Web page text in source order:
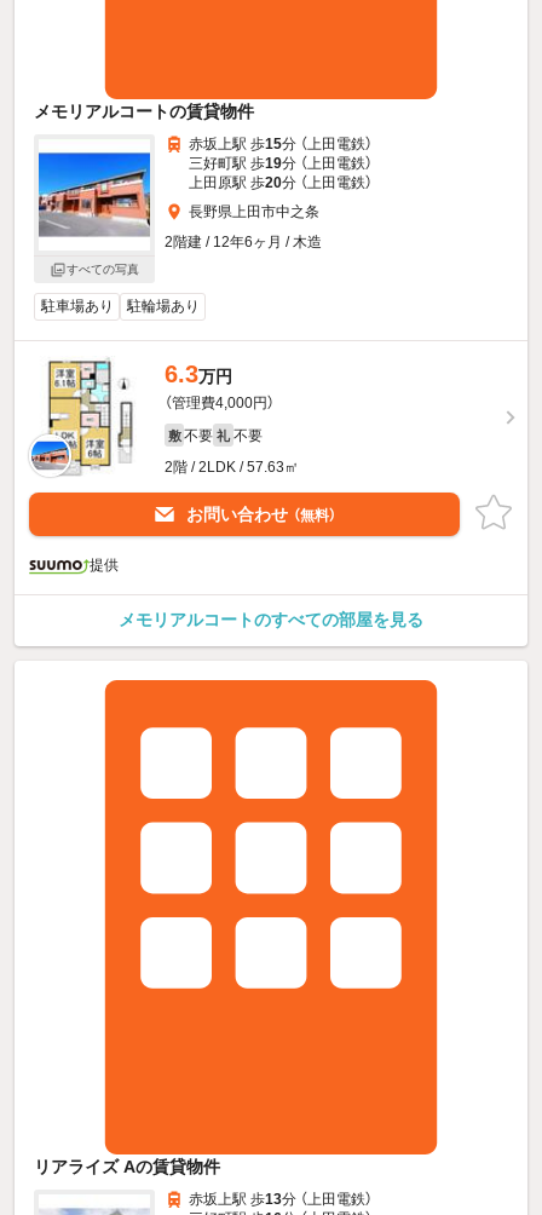
メモリアルコートの賃貸物件
すべての写真
赤坂上駅 歩15分 （上田電鉄）
三好町駅 歩19分 （上田電鉄）
上田原駅 歩20分 （上田電鉄）
長野県上田市中之条
2階建 / 12年6ヶ月 / 木造
駐車場あり 駐輪場あり
6.3万円
（管理費4,000円）
敷 不要 礼 不要
2階 / 2LDK / 57.63㎡
お問い合わせ （無料）
提供
メモリアルコートのすべての部屋を見る
リアライズ Aの賃貸物件
赤坂上駅 歩13分 （上田電鉄）